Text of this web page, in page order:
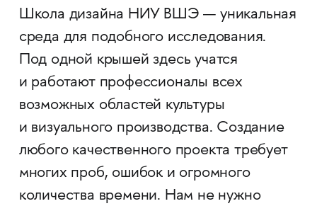
Школа дизайна НИУ ВШЭ — уникальная
среда для подобного исследования.
Под одной крышей здесь учатся
и работают профессионалы всех
возможных областей культуры
и визуального производства. Создание
любого качественного проекта требует
многих проб, ошибок и огромного
количества времени. Нам не нужно